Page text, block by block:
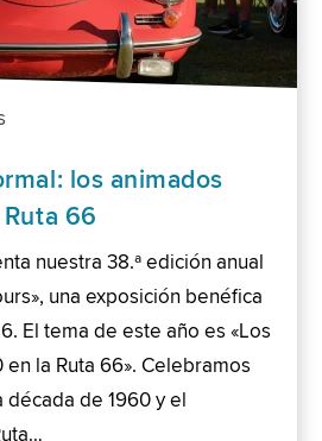
los animados
66
nuestra 38.ª edición anual
una exposición benéfica
El tema de este año es «Los
la Ruta 66». Celebramos
década de 1960 y el